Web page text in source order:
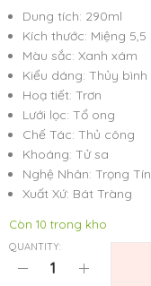
Dung tích: 290ml
Kích thước: Miệng
Màu sắc: Xanh xám
Kiểu dáng: Thủy bình
Hoạ tiết: Trơn
Lưới lọc: Tổ ong
Chế Tác: Thủ công
Khoáng: Tử sa
Nghệ Nhân: Trọng Tín
Xuất Xứ: Bát Tràng
Còn 10 trong kho
QUANTITY: